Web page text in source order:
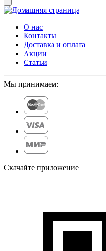
О нас
Контакты
Доставка и оплата
Акции
Статьи
Мы принимаем:
Скачайте приложение